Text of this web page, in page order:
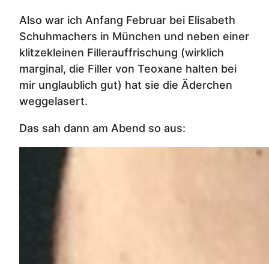
Also war ich Anfang Februar bei Elisabeth
Schuhmachers in München und neben einer
klitzekleinen Fillerauffrischung (wirklich
marginal, die Filler von Teoxane halten bei
mir unglaublich gut) hat sie die Äderchen
weggelasert.
Das sah dann am Abend so aus: